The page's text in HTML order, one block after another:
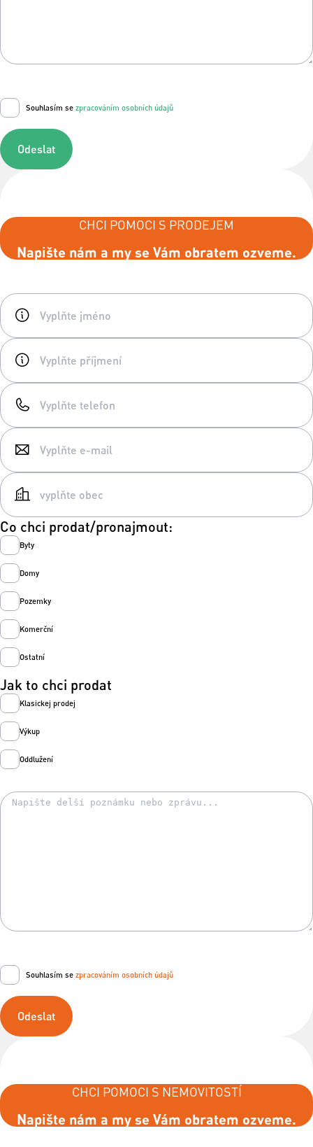
Souhlasím se zpracováním osobních údajů
Odeslat
CHCI POMOCI S PRODEJEM
Napište nám a my se Vám obratem ozveme.
Co chci prodat/pronajmout:
Byty
Domy
Pozemky
Komerční
Ostatní
Jak to chci prodat
Klasickej prodej
Výkup
Oddlužení
Souhlasím se zpracováním osobních údajů
Odeslat
CHCI POMOCI S NEMOVITOSTÍ
Napište nám a my se Vám obratem ozveme.